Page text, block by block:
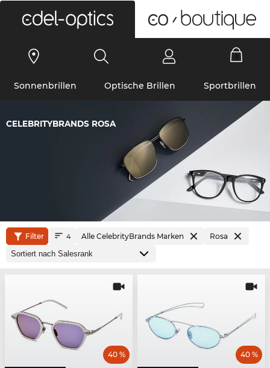
Sonnenbrillen Optische Brillen Sportbrillen
CELEBRITYBRANDS ROSA
Filter 4 Alle CelebrityBrands Marken Rosa
40 % 40 %